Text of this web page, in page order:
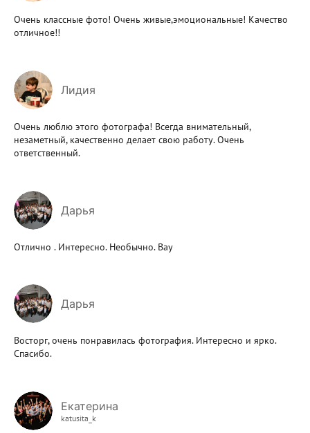
Очень классные фото! Очень живые,эмоциональные! Качество
отличное!!
Лидия
Очень люблю этого фотографа! Всегда внимательный,
незаметный, качественно делает свою работу. Очень
ответственный.
Дарья
Отлично . Интересно. Необычно. Вау
Дарья
Восторг, очень понравилась фотография. Интересно и ярко.
Спасибо.
Екатерина
katusita_k